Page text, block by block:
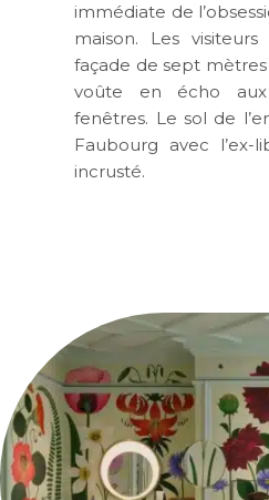
immédiate de
maison. Les
façade de sept
voûte en écho
fenêtres. Le sol de
Faubourg avec l’ex-
incrusté.